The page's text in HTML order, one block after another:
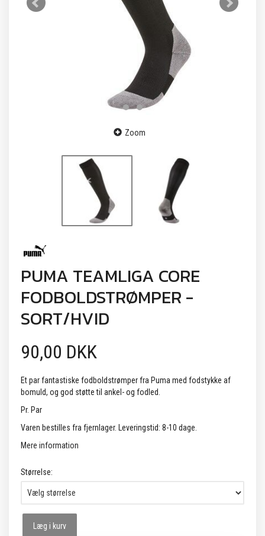
Zoom
PUMA TEAMLIGA CORE
FODBOLDSTRØMPER -
SORT/HVID
90,00 DKK
Et par fantastiske fodboldstrømper fra Puma med fodstykke af
bomuld, og god støtte til ankel- og fodled.
Pr. Par
Varen bestilles fra fjernlager. Leveringstid: 8-10 dage.
Mere information
Størrelse:
Læg i kurv